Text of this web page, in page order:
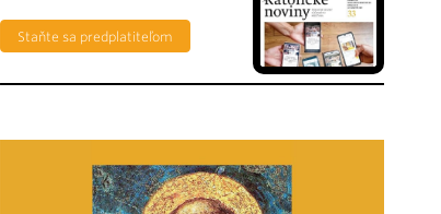
Staňte sa predplatiteľom